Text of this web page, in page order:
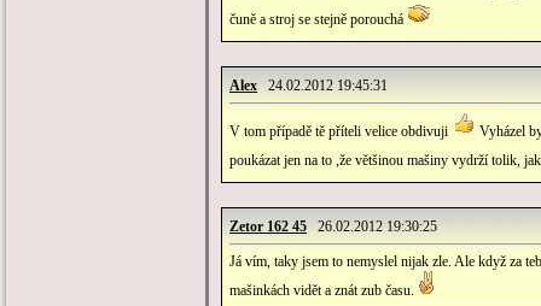
čuně a stroj se stejně porouchá
Alex 24.02.2012 19:45:31
V tom případě tě příteli velice obdivuji
Vyházel
poukázat jen na to ,že většinou mašiny vydrží tolik,
Zetor 162 45 26.02.2012 19:30:25
Já vím, taky jsem to nemyslel nijak zle. Ale když za
mašinkách vidět a znát zub času.